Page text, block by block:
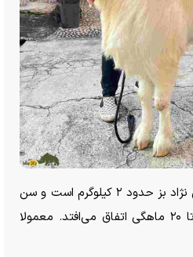
وزن بزغاله متولد شده در این نژاد بز حدود ۲ کیلوگرم است و سن
بارداری این بز در حدود ۱۹ تا ۲۰ ماهگی اتفاق می‌افتد. معمولا